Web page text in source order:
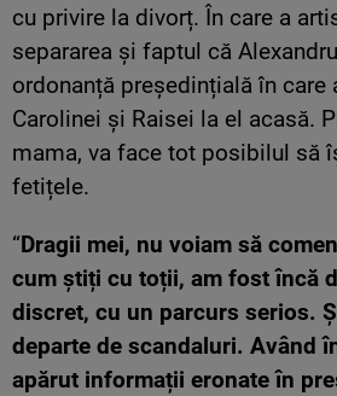
cu privire la divorț. În care a
separarea și faptul că
ordonanță președințială în
Carolinei și Raisei la el acasă.
mama, va face tot posibilul să
fetițele.
“Dragii mei, nu voiam să
cum știți cu toții, am fost încă
discret, cu un parcurs serios.
departe de scandaluri. Având
apărut informații eronate în